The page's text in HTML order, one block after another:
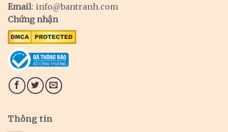
Email: info@bantranh.com
Chứng nhận
Thông tin